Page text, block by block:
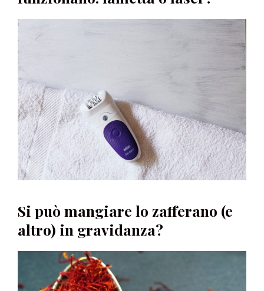
Si può mangiare lo zafferano (e
altro) in gravidanza?